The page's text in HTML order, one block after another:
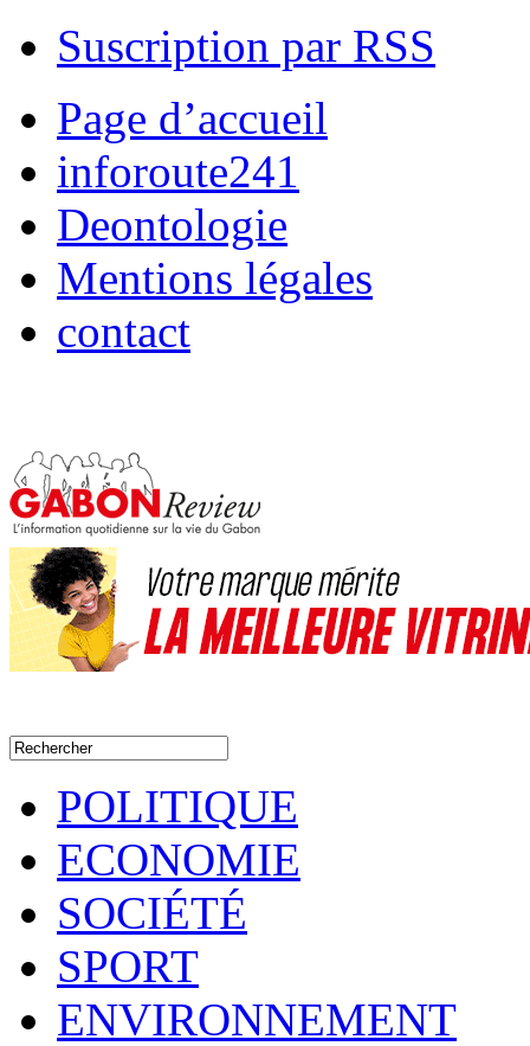
Suscription par RSS
Page d’accueil
inforoute241
Deontologie
Mentions légales
contact
POLITIQUE
ECONOMIE
SOCIÉTÉ
SPORT
ENVIRONNEMENT